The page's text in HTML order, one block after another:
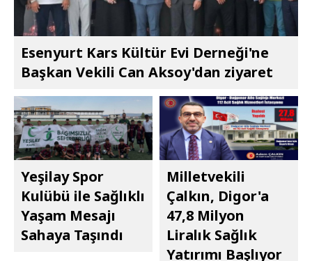
Esenyurt Kars Kültür Evi Derneği'ne
Başkan Vekili Can Aksoy'dan ziyaret
Yeşilay Spor
Kulübü ile Sağlıklı
Yaşam Mesajı
Sahaya Taşındı
Milletvekili
Çalkın, Digor'a
47,8 Milyon
Liralık Sağlık
Yatırımı Başlıyor